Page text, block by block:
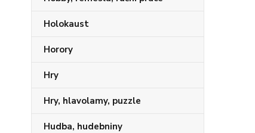
Holokaust
Horory
Hry
Hry, hlavolamy, puzzle
Hudba, hudebniny